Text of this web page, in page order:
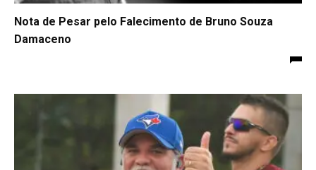
Nota de Pesar pelo Falecimento de Bruno Souza
Damaceno